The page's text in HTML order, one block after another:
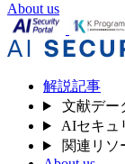
About us
解説記事
文献デー
AIセキュ
関連リソ